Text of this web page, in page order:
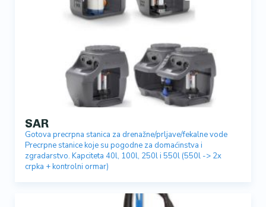
SAR
Gotova precrpna stanica za drenažne/prljave/fekalne vode
Precrpne stanice koje su pogodne za domaćinstva i
zgradarstvo. Kapciteta 40l, 100l, 250l i 550l (550l -> 2x
crpka + kontrolni ormar)